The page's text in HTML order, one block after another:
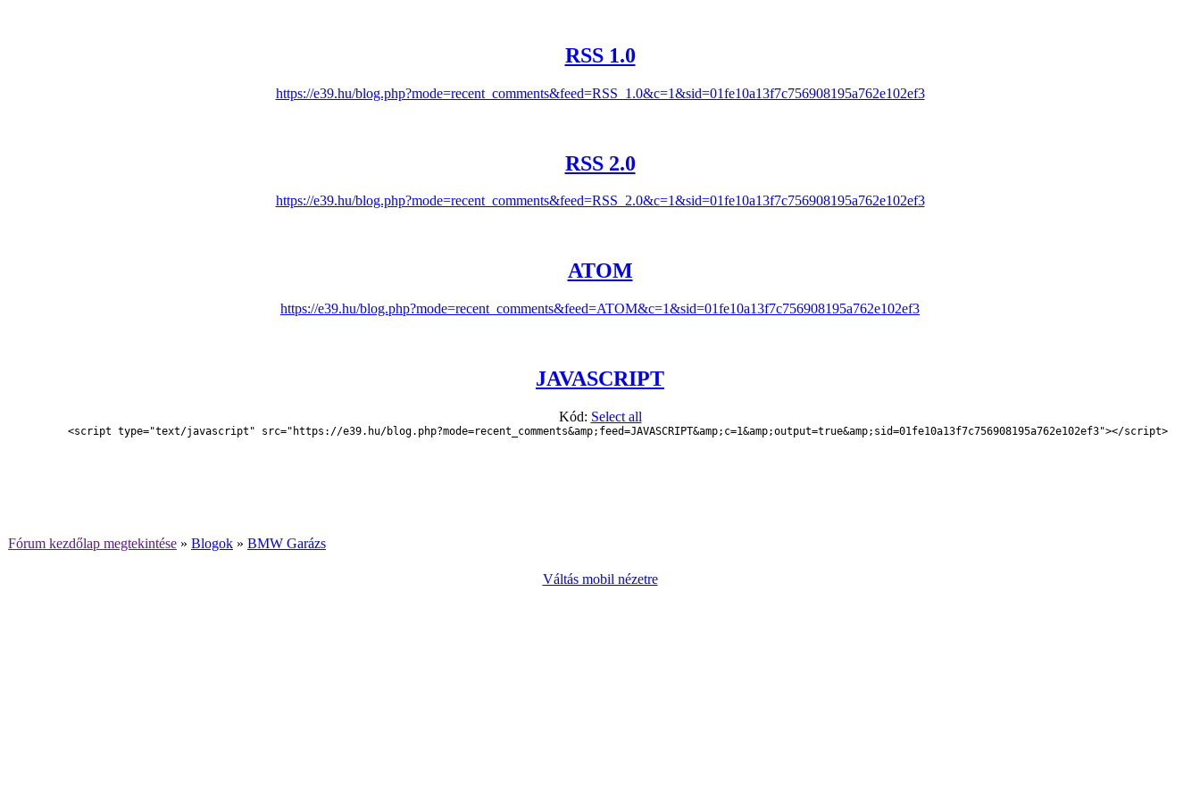
RSS 1.0
https://e39.hu/blog.php?mode=recent_comments&feed=RSS_1.0&c=1&sid=01fe10a13f7c756908195a762e102ef3
RSS 2.0
https://e39.hu/blog.php?mode=recent_comments&feed=RSS_2.0&c=1&sid=01fe10a13f7c756908195a762e102ef3
ATOM
https://e39.hu/blog.php?mode=recent_comments&feed=ATOM&c=1&sid=01fe10a13f7c756908195a762e102ef3
JAVASCRIPT
Kód: Select all
<script type="text/javascript" src="https://e39.hu/blog.php?mode=recent_comments&amp;feed=JAVASCRIPT&amp;c=1&amp;output=true&amp;sid=01fe10a13f7c756908195a762e102ef3"></script>
Fórum kezdőlap megtekintése » Blogok » BMW Garázs
Váltás mobil nézetre